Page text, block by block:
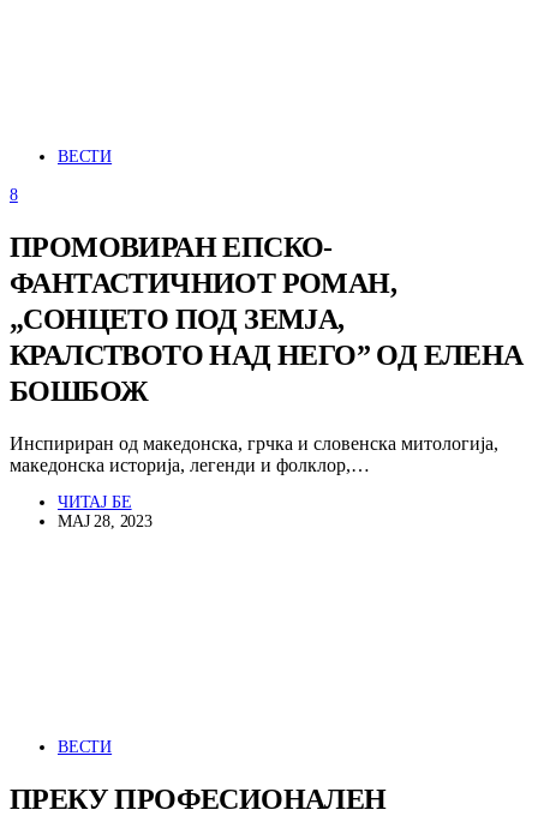
ВЕСТИ
8
ПРОМОВИРАН ЕПСКО-
ФАНТАСТИЧНИОТ РОМАН,
„СОНЦЕТО ПОД ЗЕМЈА,
КРАЛСТВОТО НАД НЕГО” ОД ЕЛЕНА
БОШБОЖ
Инспириран од македонска, грчка и словенска митологија,
македонска историја, легенди и фолклор,…
ЧИТАЈ БЕ
МАЈ 28, 2023
ВЕСТИ
ПРЕКУ ПРОФЕСИОНАЛЕН